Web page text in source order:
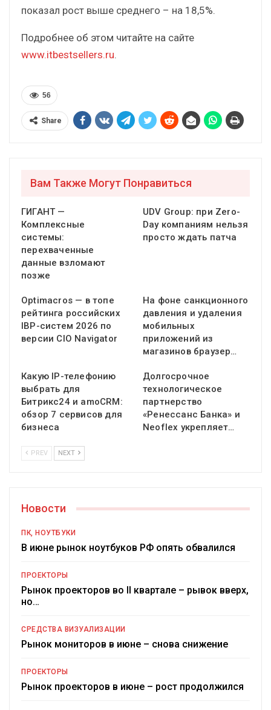
показал рост выше среднего – на 18,5%.
Подробнее об этом читайте на сайте
www.itbestsellers.ru.
56
Share
Вам Также Могут Понравиться
ГИГАНТ —
Комплексные
системы:
перехваченные
данные взломают
позже
UDV Group: при Zero-
Day компаниям нельзя
просто ждать патча
Optimacros — в топе
рейтинга российских
IBP-систем 2026 по
версии CIO Navigator
На фоне санкционного
давления и удаления
мобильных
приложений из
магазинов браузер…
Какую IP-телефонию
выбрать для
Битрикс24 и amoCRM:
обзор 7 сервисов для
бизнеса
Долгосрочное
технологическое
партнерство
«Ренессанс Банка» и
Neoflex укрепляет…
PREV NEXT
Новости
ПК, НОУТБУКИ
В июне рынок ноутбуков РФ опять обвалился
ПРОЕКТОРЫ
Рынок проекторов во II квартале – рывок вверх,
но…
СРЕДСТВА ВИЗУАЛИЗАЦИИ
Рынок мониторов в июне – снова снижение
ПРОЕКТОРЫ
Рынок проекторов в июне – рост продолжился